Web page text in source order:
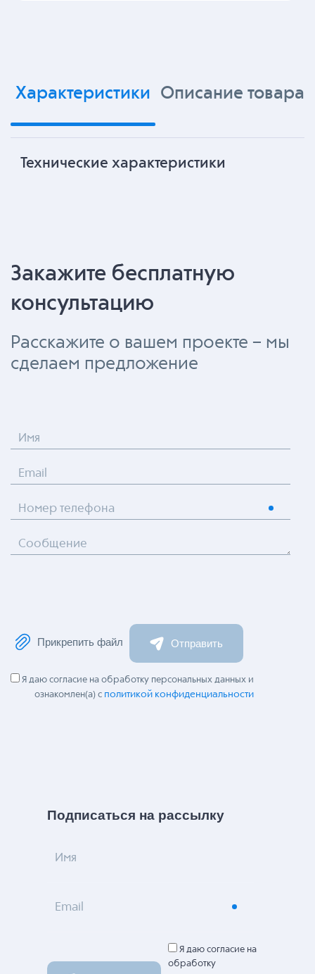
Характеристики Описание товара
Технические характеристики
Закажите бесплатную
консультацию
Расскажите о вашем проекте – мы
сделаем предложение
Имя
Email
Номер телефона
Сообщение
Прикрепить файл Отправить
Я даю согласие на обработку персональных данных и
ознакомлен(а) с политикой конфиденциальности
Подписаться на рассылку
Имя
Email
Я даю согласие на
обработку